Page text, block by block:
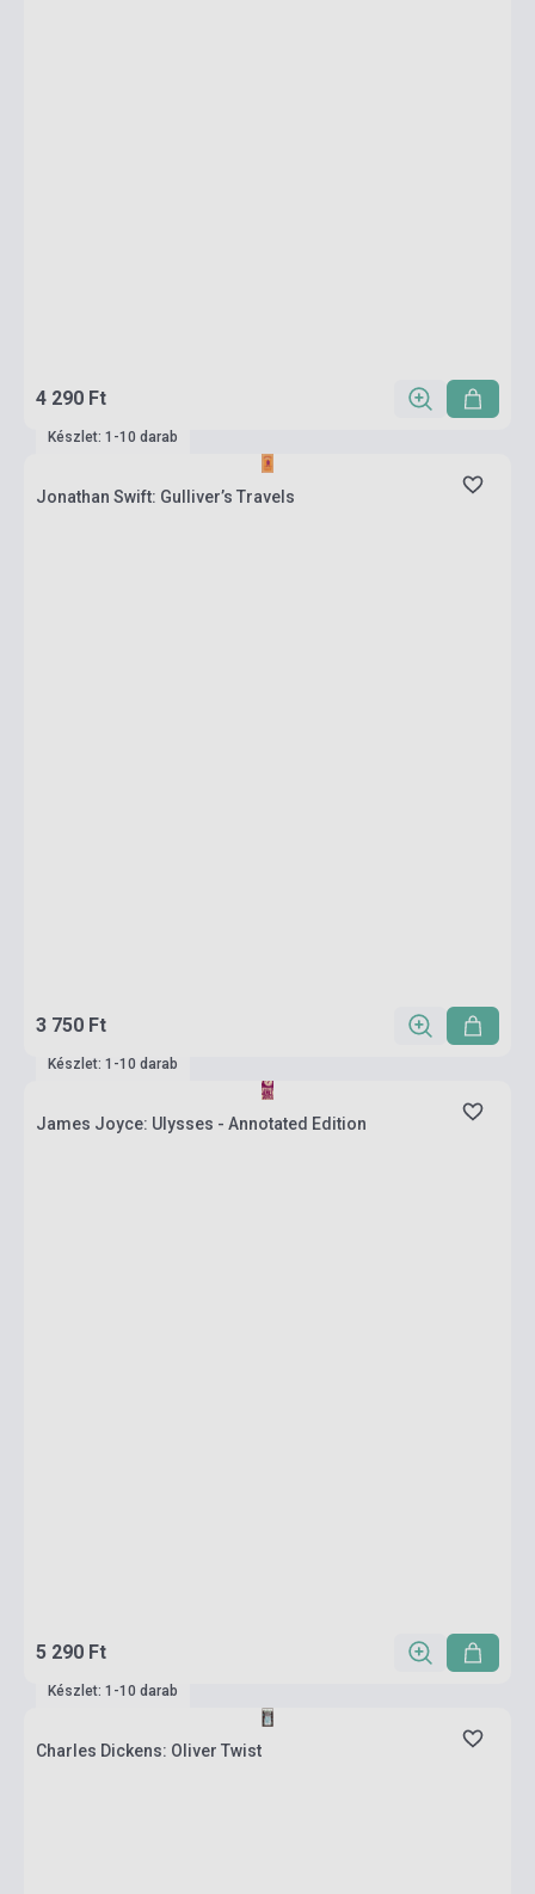
4 290 Ft
Készlet: 1-10 darab
Jonathan Swift: Gulliver’s Travels
3 750 Ft
Készlet: 1-10 darab
James Joyce: Ulysses - Annotated Edition
5 290 Ft
Készlet: 1-10 darab
Charles Dickens: Oliver Twist